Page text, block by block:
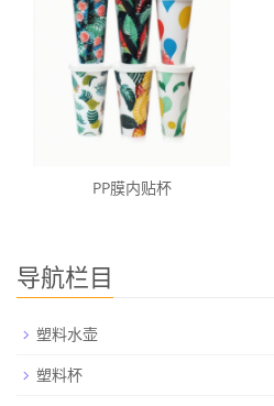
PP膜内贴杯
导航栏目
塑料水壶
塑料杯